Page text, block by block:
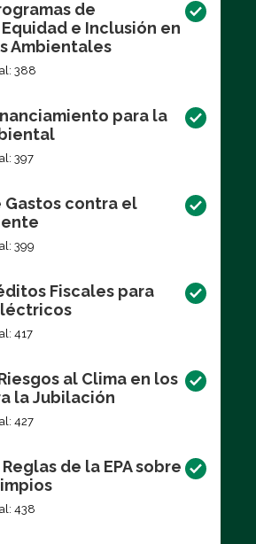
de
e Inclusión en
Ambientales
388
para la
397
Gastos contra el
399
Fiscales para
417
al Clima en los
la Jubilación
427
de la EPA sobre
438